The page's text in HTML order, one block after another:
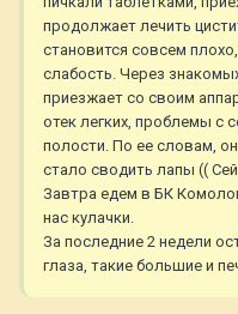
продолжает лечить
становится совсем
слабость. Через
приезжает со своим
отек легких, проблемы с
полости. По ее словам,
стало сводить лапы ((
Завтра едем в БК
нас кулачки.
За последние 2 недели
глаза, такие большие и